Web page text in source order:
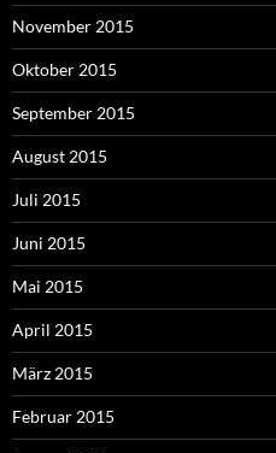
November 2015
Oktober 2015
September 2015
August 2015
Juli 2015
Juni 2015
Mai 2015
April 2015
März 2015
Februar 2015